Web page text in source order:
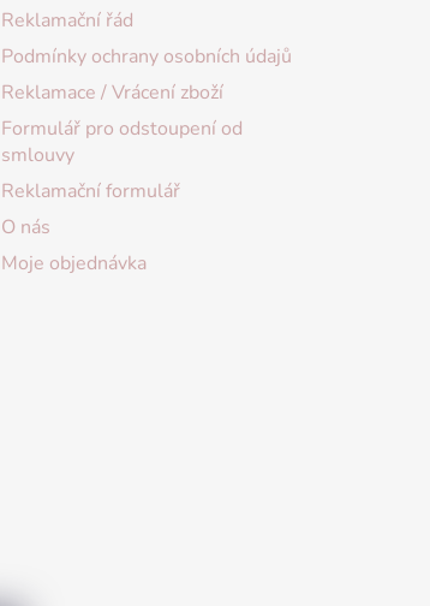
Reklamační řád
Podmínky ochrany osobních údajů
Reklamace / Vrácení zboží
Formulář pro odstoupení od
smlouvy
Reklamační formulář
O nás
Moje objednávka